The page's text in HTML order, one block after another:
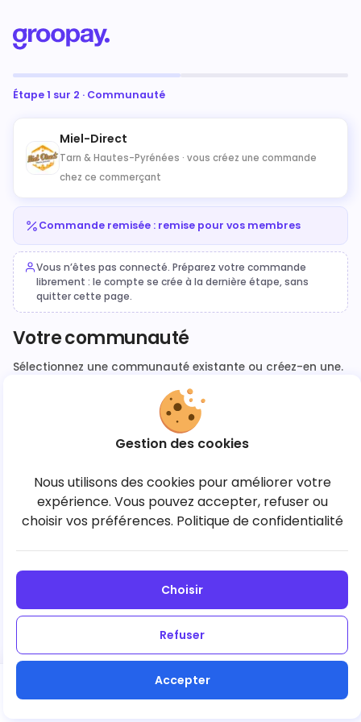
Étape 1 sur 2 · Communauté
Miel-Direct
Tarn & Hautes-Pyrénées · vous créez une commande
chez ce commerçant
Commande remisée : remise pour vos membres
Vous n’êtes pas connecté. Préparez votre commande
librement : le compte se crée à la dernière étape, sans
quitter cette page.
Votre communauté
Sélectionnez une communauté existante ou créez-en une.
Créez votre première communauté pour lancer la
commande.
+ Créer une communauté
Suivant
Gestion des cookies
Nous utilisons des cookies pour améliorer votre
expérience. Vous pouvez accepter, refuser ou
choisir vos préférences. Politique de confidentialité
Choisir
Refuser
Accepter